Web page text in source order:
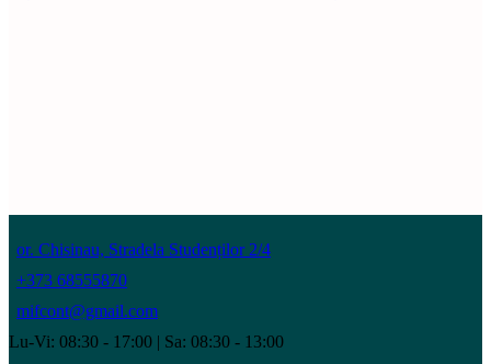
or. Chisinau, Stradela Studenților 2/4
+373 68555870
mifcont@gmail.com
Lu-Vi: 08:30 - 17:00 | Sa: 08:30 - 13:00